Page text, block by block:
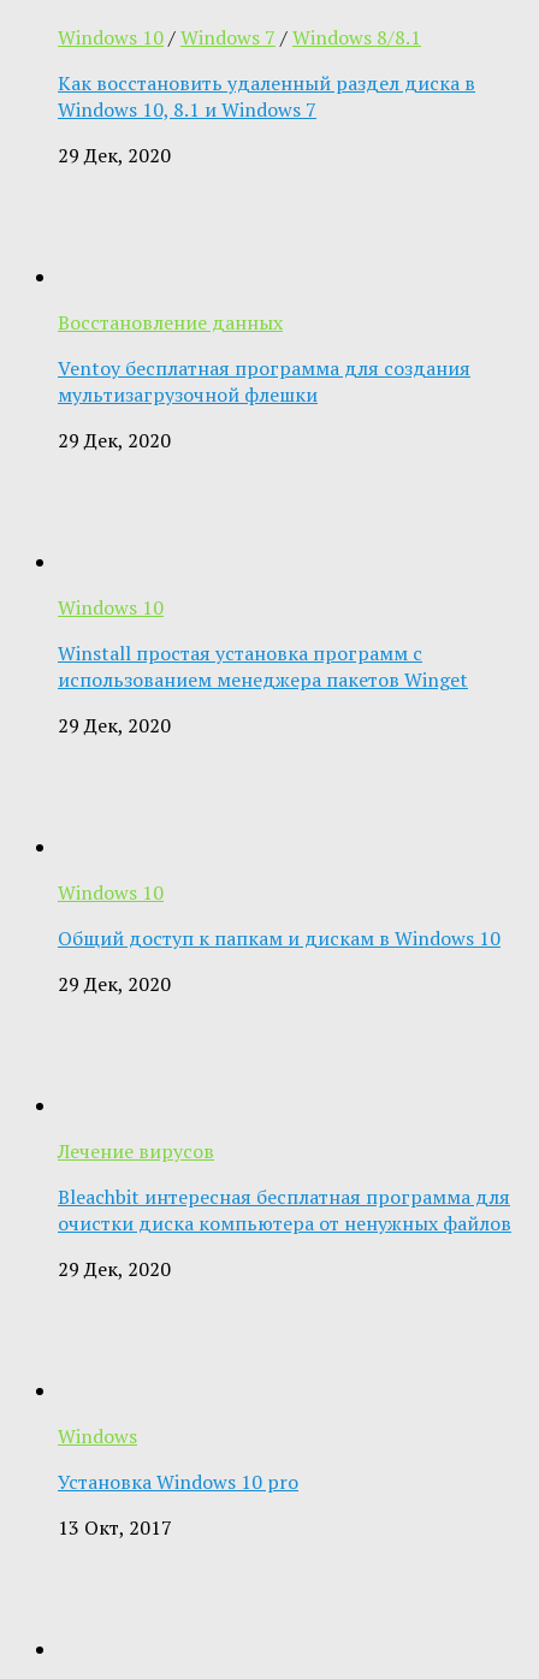
Windows 10/Windows 7 /Windows 8/8.1
Как восстановить удаленный раздел диска в
Windows 10, 8.1 и Windows 7
29 Дек, 2020
Восстановление данных
Ventoy бесплатная программа для создания
мультизагрузочной флешки
29 Дек, 2020
Windows 10
Winstall простая установка программ с
использованием менеджера пакетов Winget
29 Дек, 2020
Windows 10
Общий доступ к папкам и дискам в Windows 10
29 Дек, 2020
Лечение вирусов
Bleachbit интересная бесплатная программа для
очистки диска компьютера от ненужных файлов
29 Дек, 2020
Windows
Установка Windows 10 pro
13 Окт, 2017